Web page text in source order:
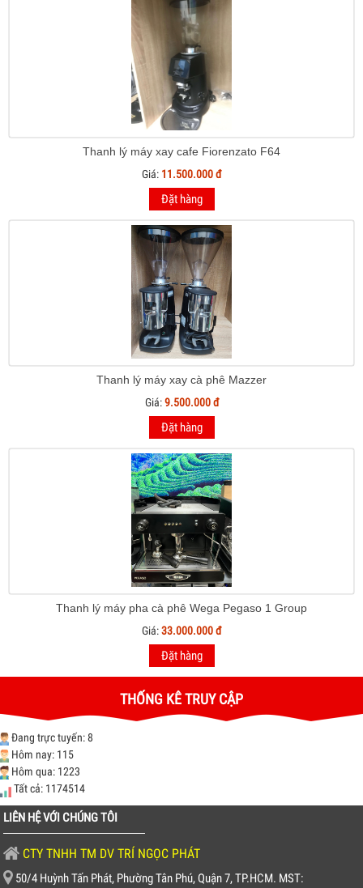
Thanh lý máy xay cafe Fiorenzato F64
Giá: 11.500.000 đ
Đặt hàng
Thanh lý máy xay cà phê Mazzer
Giá:9.500.000 đ
Đặt hàng
Thanh lý máy pha cà phê Wega Pegaso 1 Group
Giá:33.000.000 đ
Đặt hàng
THỐNG KÊ TRUY CẬP
Đang trực tuyến: 8
Hôm nay: 115
Hôm qua: 1223
Tất cả: 1174514
LIÊN HỆ VỚI CHÚNG TÔI
CTY TNHH TM DV TRÍ NGỌC PHÁT
50/4 Huỳnh Tấn Phát, Phường Tân Phú, Quận 7, TP.HCM. MST: